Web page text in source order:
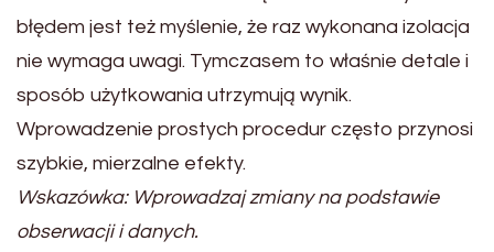
błędem jest też myślenie, że raz wykonana izolacja
nie wymaga uwagi. Tymczasem to właśnie detale i
sposób użytkowania utrzymują wynik.
Wprowadzenie prostych procedur często przynosi
szybkie, mierzalne efekty.
Wskazówka: Wprowadzaj zmiany na podstawie
obserwacji i danych.